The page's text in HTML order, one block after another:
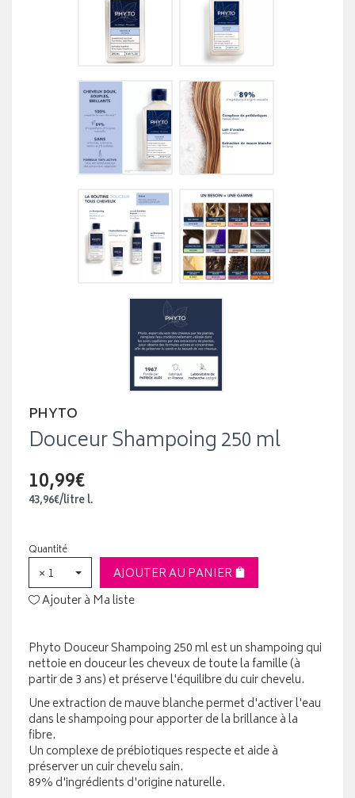
PHYTO
Douceur Shampoing 250 ml
10,99€
43,96€/litrel.
Quantité
× 1
AJOUTER AU PANIER
Ajouter à Ma liste
Phyto Douceur Shampoing 250 ml est un shampoing qui
nettoie en douceur les cheveux de toute la famille (à
partir de 3 ans) et préserve l'équilibre du cuir chevelu.
Une extraction de mauve blanche permet d'activer l'eau
dans le shampoing pour apporter de la brillance à la
fibre.
Un complexe de prébiotiques respecte et aide à
préserver un cuir chevelu sain.
89% d'ingrédients d'origine naturelle.